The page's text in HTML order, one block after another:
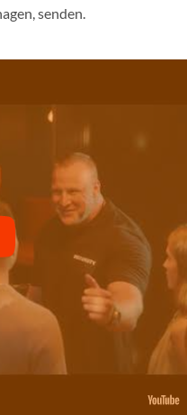
senden.